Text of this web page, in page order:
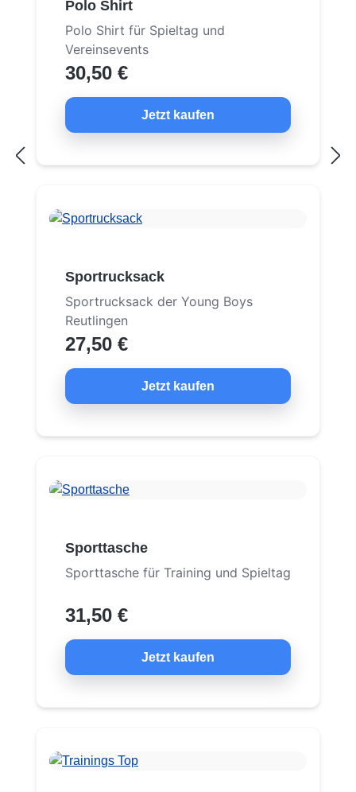
Polo Shirt
Polo Shirt für Spieltag und
Vereinsevents
30,50 €
Jetzt kaufen
Sportrucksack
Sportrucksack der Young Boys
Reutlingen
27,50 €
Jetzt kaufen
Sporttasche
Sporttasche für Training und Spieltag
31,50 €
Jetzt kaufen